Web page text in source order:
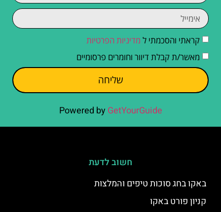
קראתי והסכמתי ל מדיניות הפרטיות
מאשר/ת קבלת דיוור וחומרים פרסומיים
שליחה
Powered by GetYourGuide
חשוב לדעת
באקו בחג סוכות טיפים והמלצות
קניון פורט באקו